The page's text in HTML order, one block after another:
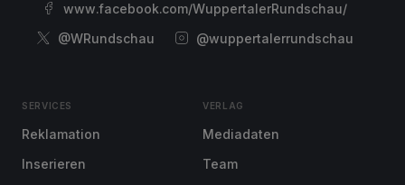
www.facebook.com/WuppertalerRundschau/
@WRundschau
@wuppertalerrundschau
SERVICES
Reklamation
Inserieren
VERLAG
Mediadaten
Team